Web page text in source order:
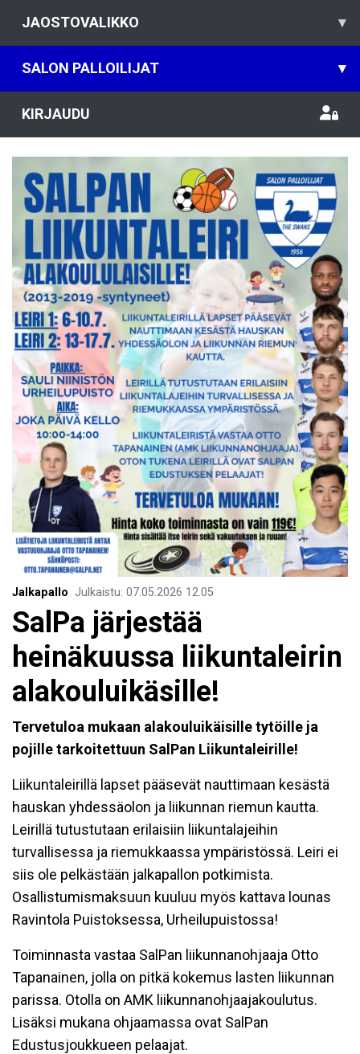
JAOSTOVALIKKO ▾
SALON PALLOILIJAT ▾
KIRJAUDU
Jalkapallo Julkaistu: 07.05.2026 12.05
SalPa järjestää
heinäkuussa liikuntaleirin
alakouluikäsille!
Tervetuloa mukaan alakouluikäisille tytöille ja
pojille tarkoitettuun SalPan Liikuntaleirille!
Liikuntaleirillä lapset pääsevät nauttimaan kesästä
hauskan yhdessäolon ja liikunnan riemun kautta.
Leirillä tutustutaan erilaisiin liikuntalajeihin
turvallisessa ja riemukkaassa ympäristössä. Leiri ei
siis ole pelkästään jalkapallon potkimista.
Osallistumismaksuun kuuluu myös kattava lounas
Ravintola Puistoksessa, Urheilupuistossa!
Toiminnasta vastaa SalPan liikunnanohjaaja Otto
Tapanainen, jolla on pitkä kokemus lasten liikunnan
parissa. Otolla on AMK liikunnanohjaajakoulutus.
Lisäksi mukana ohjaamassa ovat SalPan
Edustusjoukkueen pelaajat.